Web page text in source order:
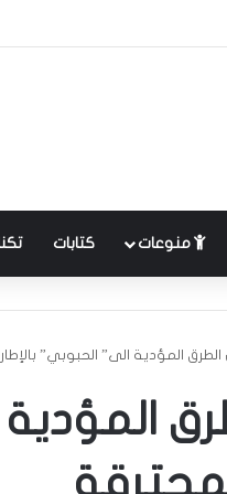
منوعات كتابات
المؤدية الى” الحبوبي”